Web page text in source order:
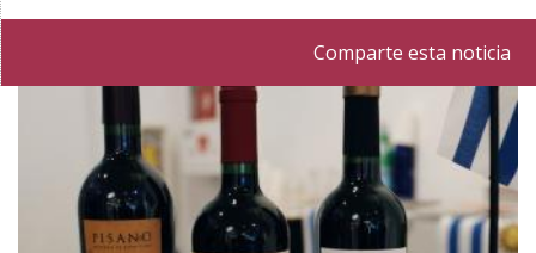
Comparte esta noticia